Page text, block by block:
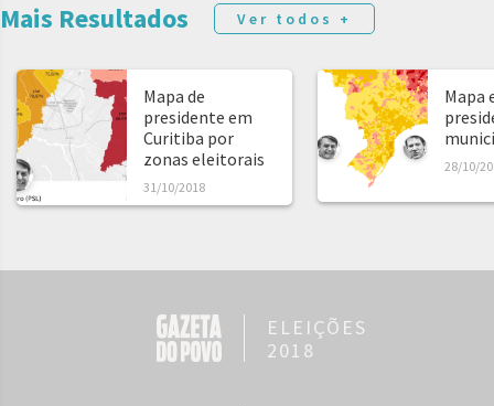
Mais Resultados Ver todos +
Mapa de
presidente em
Curitiba por
zonas eleitorais
31/10/2018
Mapa
28/10/
ELEIÇÕES
2018